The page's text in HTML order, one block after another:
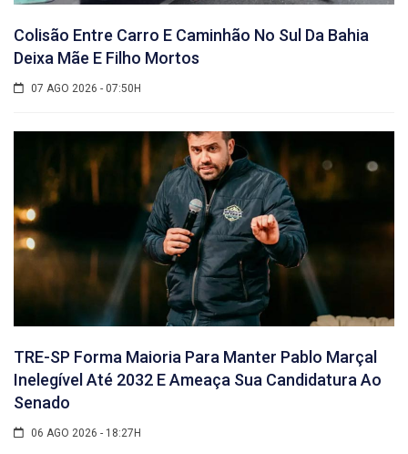
Colisão Entre Carro E Caminhão No Sul Da Bahia
Deixa Mãe E Filho Mortos
07 AGO 2026 - 07:50H
TRE-SP Forma Maioria Para Manter Pablo Marçal
Inelegível Até 2032 E Ameaça Sua Candidatura Ao
Senado
06 AGO 2026 - 18:27H